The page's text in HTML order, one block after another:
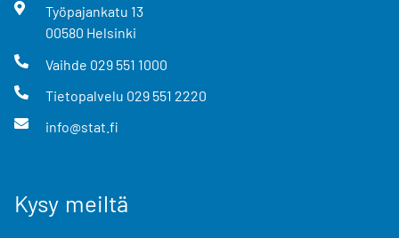
Työpajankatu 13
00580 Helsinki
Vaihde 029 551 1000
Tietopalvelu 029 551 2220
info@stat.fi
Kysy meiltä